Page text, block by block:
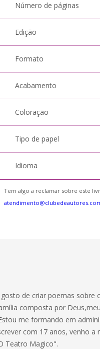
Número de páginas
Edição
Formato
Acabamento
Coloração
Tipo de papel
Idioma
Tem algo a reclamar sobre este
de criar poemas sobre
composta por
me formando em
com 17 anos, venho a
Teatro Magico".